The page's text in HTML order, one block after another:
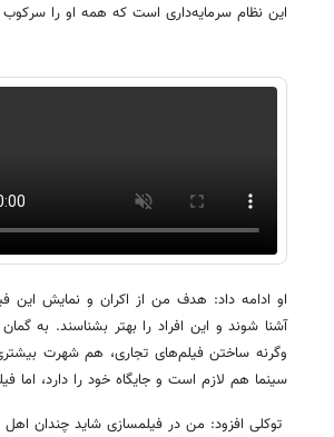
این نظام سرمایه‌داری است که همه او را سرکوب
او ادامه داد: هدف من از اکران و نمایش این
آشنا شوند و این افراد را بهتر بشناسند. به
وگرنه ساختن فیلم‌های تجاری، هم شهرت
سینما هم لازم است و جایگاه خود را دارد، اما
توکلی افزود: من در فیلمسازی شاید چندان